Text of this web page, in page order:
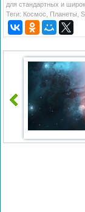
для стандартных и
Теги: Космос Планеты